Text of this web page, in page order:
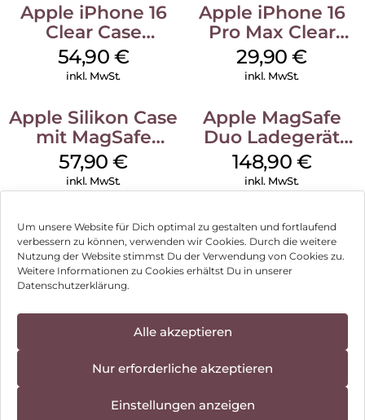
Um unsere Website für Dich optimal zu gestalten und fortlaufend
verbessern zu können, verwenden wir Cookies. Durch die weitere
Nutzung der Website stimmst Du der Verwendung von Cookies zu.
Weitere Informationen zu Cookies erhältst Du in unserer
Datenschutzerklärung.
Alle akzeptieren
Nur erforderliche akzeptieren
Einstellungen anzeigen
Apple iPhone 16
Clear Case
MagSafe
Transparent
54,90 €
inkl. MwSt.
Apple iPhone 16
Pro Max Clear
Case MagSafe
Transparent
29,90€
inkl. MwSt.
Apple Silikon Case
mit MagSafe
iPhone 14 Pro
(PRODUCT)RED
57,90€
inkl. MwSt.
Apple MagSafe
Duo Ladegerät
Weiß
148,90 €
inkl. MwSt.
Impressum
Hinweis zur Batterieentsorgung